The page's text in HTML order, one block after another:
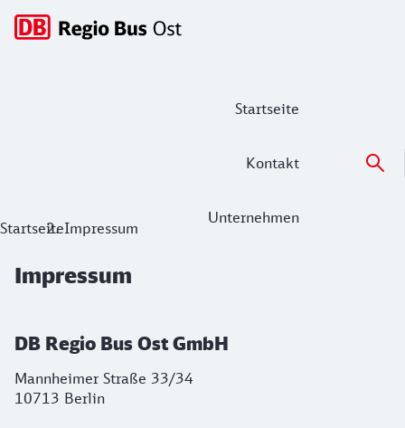
Startseite
Kontakt
Unternehmen
Hauptnavigation
Impressum
StartseiteImpressum
Impressum
DB Regio Bus Ost GmbH
Mannheimer Straße 33/34
10713 Berlin